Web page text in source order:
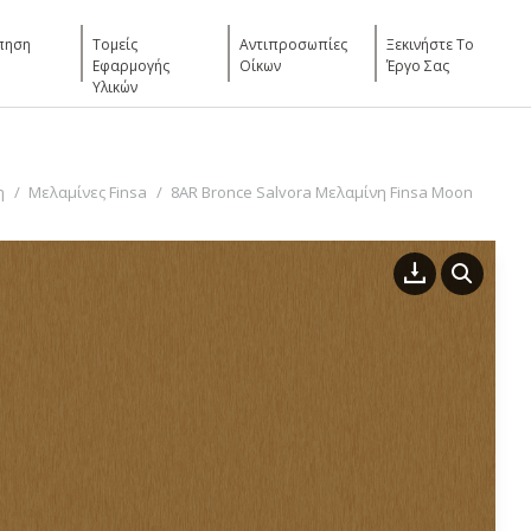
Τομείς
Εφαρμογής
Υλικών
Αντιπροσωπίες
Οίκων
Ξεκινήστε Το
Έργο Σας
Μελαμίνες Finsa 8AR Bronce Salvora Μελαμίνη Finsa Moon